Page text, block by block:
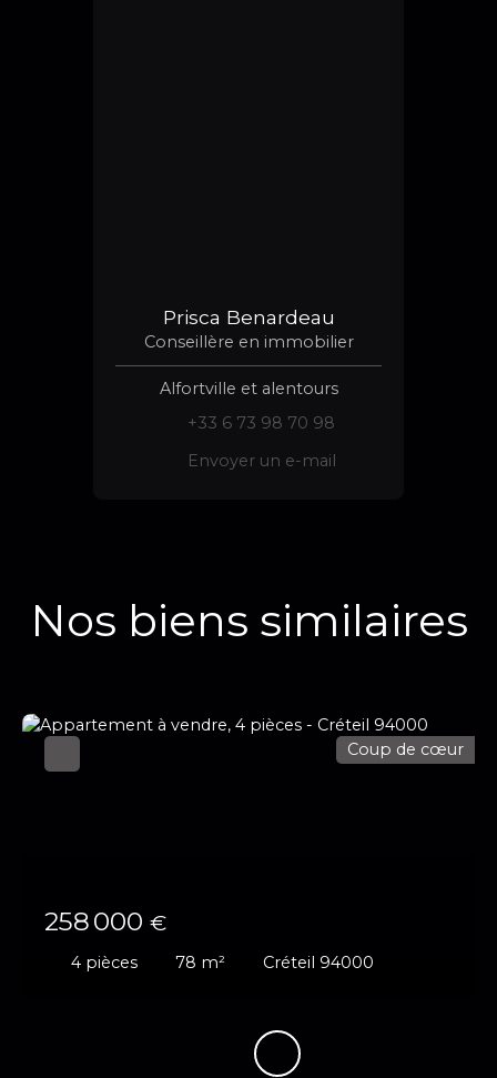
Prisca Benardeau
Conseillère en immobilier
Alfortville et alentours
+33 6 73 98 70 98
Envoyer un e-mail
Nos biens similaires
258 000 €
4 pièces 78 m² Créteil 94000
Coup de cœur